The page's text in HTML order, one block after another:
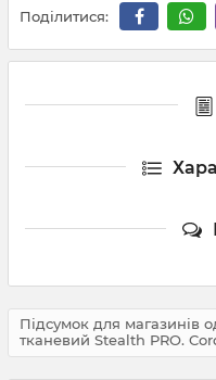
Поділитися:
Підсумок для магазинів
тканевий Stealth PRO.